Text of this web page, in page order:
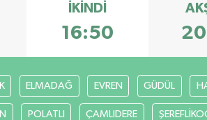
İKINDI
16:50
ELMADAĞ EVREN GÜDÜL
POLATLI ÇAMLIDERE